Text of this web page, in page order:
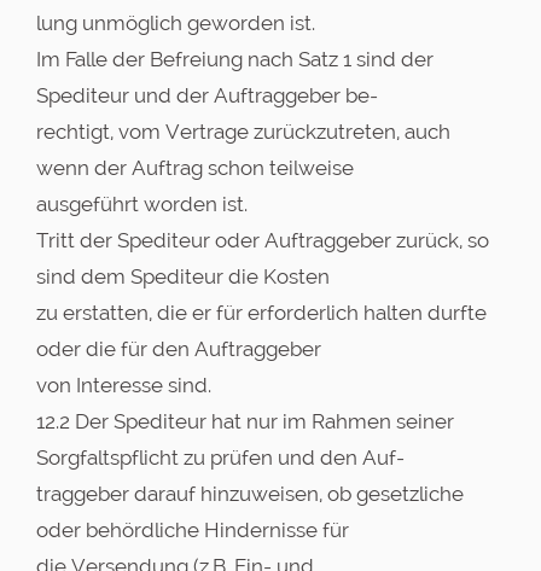
lung unmöglich geworden ist.
Im Falle der Befreiung nach Satz 1 sind der
Spediteur und der Auftraggeber be-
rechtigt, vom Vertrage zurückzutreten, auch
wenn der Auftrag schon teilweise
ausgeführt worden ist.
Tritt der Spediteur oder Auftraggeber zurück, so
sind dem Spediteur die Kosten
zu erstatten, die er für erforderlich halten durfte
oder die für den Auftraggeber
von Interesse sind.
12.2 Der Spediteur hat nur im Rahmen seiner
Sorgfaltspflicht zu prüfen und den Auf-
traggeber darauf hinzuweisen, ob gesetzliche
oder behördliche Hindernisse für
die Versendung (z.B. Ein- und